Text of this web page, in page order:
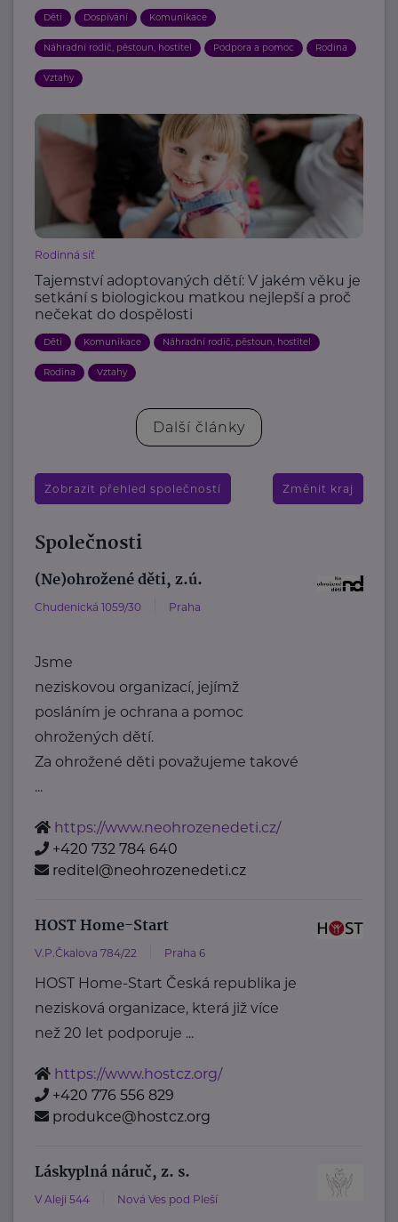
Děti Dospívání Komunikace
Náhradní rodič, pěstoun, hostitel Podpora a pomoc Rodina
Vztahy
Rodinná síť
Tajemství adoptovaných dětí: V jakém věku je
setkání s biologickou matkou nejlepší a proč
nečekat do dospělosti
Děti Komunikace Náhradní rodič, pěstoun, hostitel
Rodina Vztahy
Další články
Zobrazit přehled společností Změnit kraj
Společnosti
(Ne)ohrožené děti, z.ú.
Chudenická 1059/30 Praha
Jsme
neziskovou organizací, jejímž
posláním je ochrana a pomoc
ohrožených dětí.
Za ohrožené děti považujeme takové
...
https://www.neohrozenedeti.cz/
+420 732 784 640
reditel@neohrozenedeti.cz
HOST Home-Start
V.P.Čkalova 784/22 Praha 6
HOST Home-Start Česká republika je
nezisková organizace, která již více
než 20 let podporuje ...
https://www.hostcz.org/
+420 776 556 829
produkce@hostcz.org
Láskyplná náruč, z. s.
V Aleji 544 Nová Ves pod Pleší